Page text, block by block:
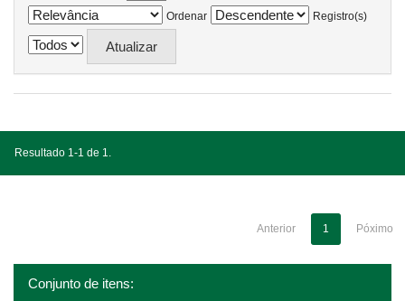
Ordenar
Registro(s)
Resultado 1-1 de 1.
Anterior 1 Póximo
Conjunto de itens: